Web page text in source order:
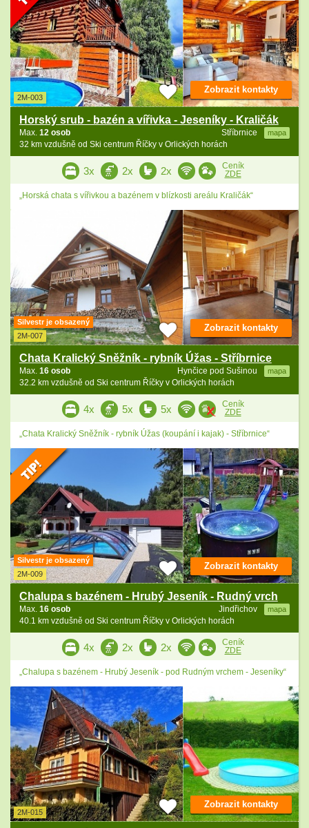
2M-003
Horský srub - bazén a vířivka - Jeseníky - Kraličák
Stříbrnice mapa
Max. 12 osob
32 km vzdušně od Ski centrum Říčky v Orlických horách
Zobrazit kontakty
3x 2x 2x
Ceník
ZDE
„Horská chata s vířivkou a bazénem v blízkosti areálu Kraličák“
Silvestr je obsazený
2M-007
Chata Kralický Sněžník - rybník Úžas - Stříbrnice
Hynčice pod Sušinou mapa
Max. 16 osob
32.2 km vzdušně od Ski centrum Říčky v Orlických horách
Zobrazit kontakty
4x 5x 5x
Ceník
ZDE
„Chata Kralický Sněžník - rybník Úžas (koupání i kajak) - Stříbrnice“
Silvestr je obsazený
2M-009
Chalupa s bazénem - Hrubý Jeseník - Rudný vrch
Jindřichov mapa
Max. 16 osob
40.1 km vzdušně od Ski centrum Říčky v Orlických horách
Zobrazit kontakty
4x 2x 2x
Ceník
ZDE
„Chalupa s bazénem - Hrubý Jeseník - pod Rudným vrchem - Jeseníky“
2M-015
Zobrazit kontakty